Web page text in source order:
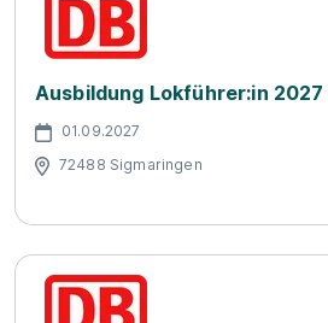
Ausbildung Lokführer:in 2027
01.09.2027
72488 Sigmaringen